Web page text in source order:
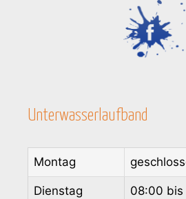
Unterwasserlaufband
Montag
Dienstag 08:00 bis